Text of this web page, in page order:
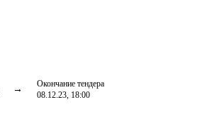
Окончание тендера
08.12.23, 18:00